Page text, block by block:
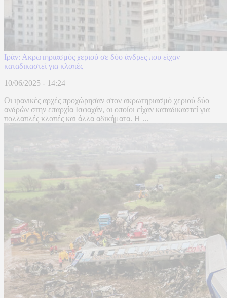
Ιράν: Ακρωτηριασμός χεριού σε δύο άνδρες που είχαν
καταδικαστεί για κλοπές
10/06/2025 - 14:24
Οι ιρανικές αρχές προχώρησαν στον ακρωτηριασμό χεριού δύο
ανδρών στην επαρχία Ισφαχάν, οι οποίοι είχαν καταδικαστεί για
πολλαπλές κλοπές και άλλα αδικήματα. Η ...